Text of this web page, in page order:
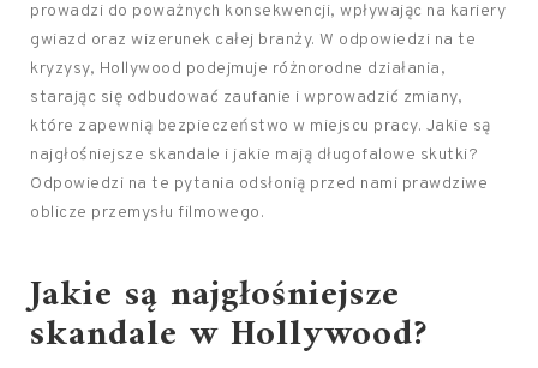
prowadzi do poważnych konsekwencji, wpływając na kariery
gwiazd oraz wizerunek całej branży. W odpowiedzi na te
kryzysy, Hollywood podejmuje różnorodne działania,
starając się odbudować zaufanie i wprowadzić zmiany,
które zapewnią bezpieczeństwo w miejscu pracy. Jakie są
najgłośniejsze skandale i jakie mają długofalowe skutki?
Odpowiedzi na te pytania odsłonią przed nami prawdziwe
oblicze przemysłu filmowego.
Jakie są najgłośniejsze
skandale w Hollywood?